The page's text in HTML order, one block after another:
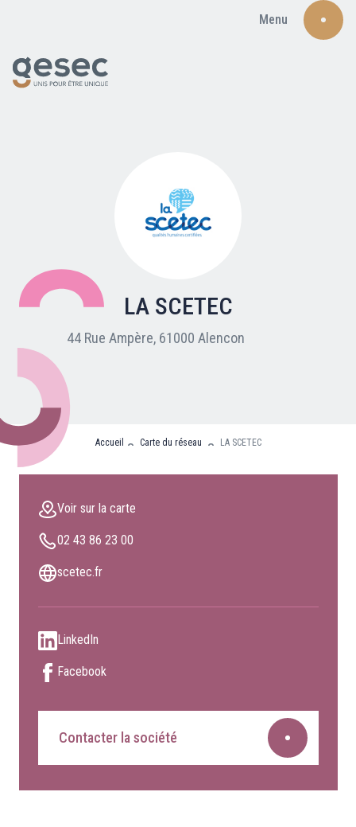
Menu
Nos adhérents
Carte du réseau
Nos partenaires
Clients professionnels
LA SCETEC
44 Rue Ampère, 61000 Alencon
Accueil Carte du réseau LA SCETEC
Voir sur la carte
02 43 86 23 00
scetec.fr
LinkedIn
Facebook
Contacter la société